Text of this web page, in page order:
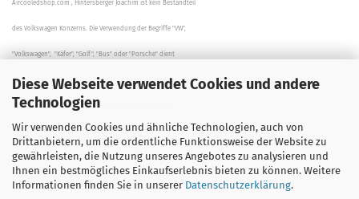
Diese Webseite verwendet Cookies und andere
Technologien
Wir verwenden Cookies und ähnliche Technologien, auch von
Drittanbietern, um die ordentliche Funktionsweise der Website zu
gewährleisten, die Nutzung unseres Angebotes zu analysieren und
Ihnen ein bestmögliches Einkaufserlebnis bieten zu können. Weitere
Informationen finden Sie in unserer Datenschutzerklärung.
Aircooledshop.com , Hintersberger Joachim ist kein Bestandteil
des Volkswagen Konzerns. Die Verwendung der Begriffe "VW",
"Volkswagen", "Käfer", "Golf", "Bus" oder "Porsche" dient
der Beschreibung der Teile und stellt in keinem Fall eine direkte
Verbindung zu dem Unternehmen "Volkswagen" her/da.
Die Beschreibungen, Zeichnungen und Angaben zur
Verwendung sind sorgfältig überprüft worden.